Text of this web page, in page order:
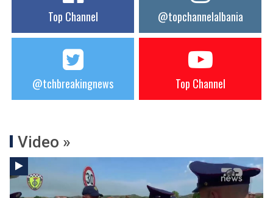
Top Channel @topchannelalbania
@tchbreakingnews Top Channel
Video »